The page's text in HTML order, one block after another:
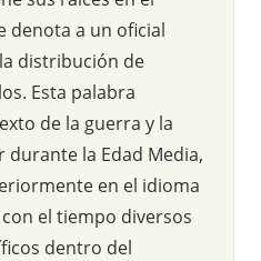
denota a un oficial
distribución de
Esta palabra
de la guerra y la
la Edad Media,
en el idioma
el tiempo diversos
dentro del